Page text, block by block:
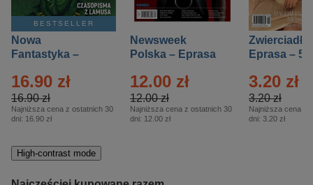
BESTSELLER
Nowa
Fantastyka –
16.90 zł
16.90 zł
Najniższa cena z ostatnich 30
dni: 16.90 zł
Newsweek
Polska – Eprasa
12.00 zł
12.00 zł
Najniższa cena z ostatnich 30
dni: 12.00 zł
Zwierciadło
Eprasa – 5/
3.20 zł
3.20 zł
Najniższa cena z
dni: 3.20 zł
High-contrast mode